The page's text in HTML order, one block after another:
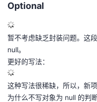
博
客
的
论
坛
我
的
圈
子
我
的
直
我
的
我
堂
我
的
课
我
的
我
我
的
技
术
我
的
云
Optional
暂不考虑缺乏封装问题。这
null。
更好的写法：
这种写法很稀缺，所以，新
为什么不写对象为 null 的判